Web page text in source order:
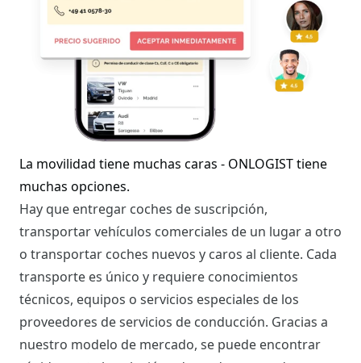
La movilidad tiene muchas caras - ONLOGIST tiene
muchas opciones.
Hay que entregar coches de suscripción,
transportar vehículos comerciales de un lugar a otro
o transportar coches nuevos y caros al cliente. Cada
transporte es único y requiere conocimientos
técnicos, equipos o servicios especiales de los
proveedores de servicios de conducción. Gracias a
nuestro modelo de mercado, se puede encontrar